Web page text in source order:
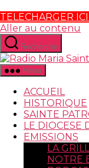
TELECHARGER
Aller au contenu
Recherche
Menu
ACCUEIL
HISTORIQUE
SAINTE
LE DIOCESE
EMISSIONS
LA
NOTRE